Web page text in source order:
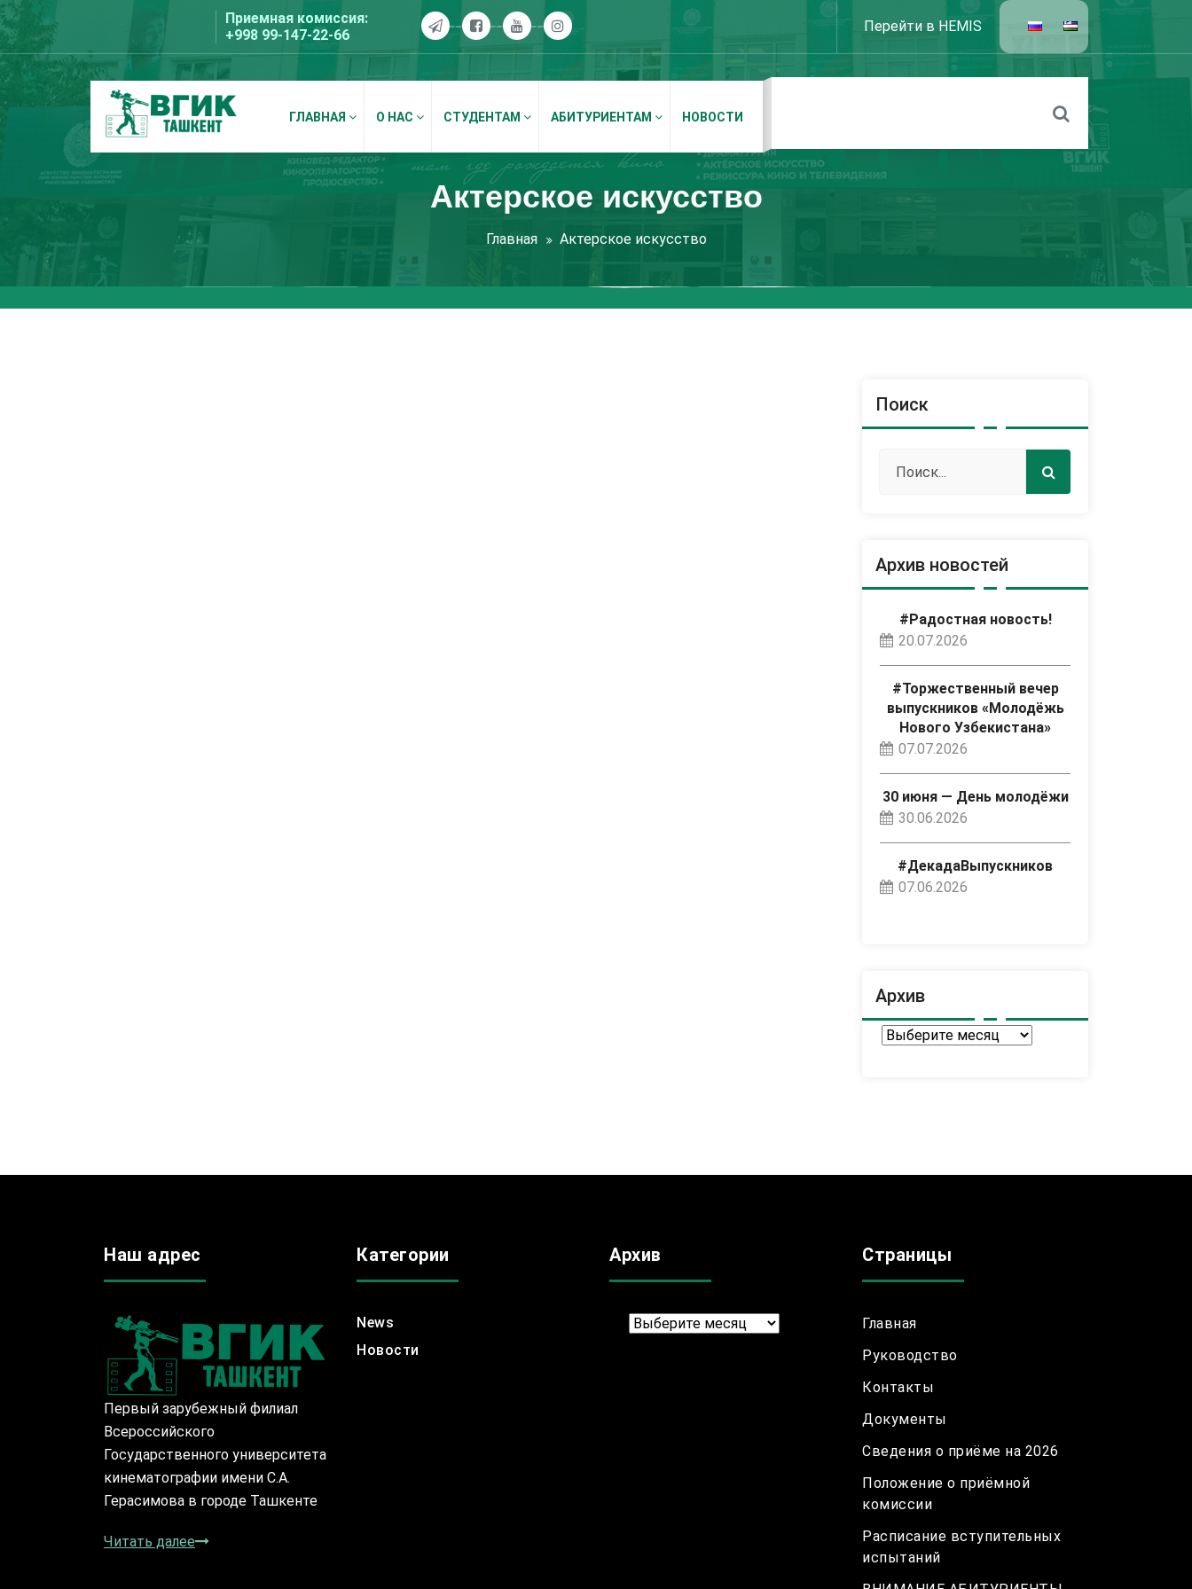
Перейти
к
содержимому
Приемная комиссия:
+998 99-147-22-66
Перейти в HEMIS
ВГИК Ташкент
ГЛАВНАЯ О НАС СТУДЕНТАМ АБИТУРИЕНТАМ НОВОСТИ
Актерское искусство
Главная Актерское искусство
Поиск
Архив новостей
#Радостная новость!
20.07.2026
#Торжественный вечер
выпускников «Молодёжь
Нового Узбекистана»
07.07.2026
30 июня — День молодёжи
30.06.2026
#ДекадаВыпускников
07.06.2026
Архив
Архив
Наш адрес
Первый зарубежный филиал
Всероссийского
Государственного университета
кинематографии имени С.А.
Герасимова в городе Ташкенте
Читать далее
Категории
News
Новости
Архив
Архив
Страницы
Главная
Руководство
Контакты
Документы
Сведения о приёме на 2026
Положение о приёмной
комиссии
Расписание вступительных
испытаний